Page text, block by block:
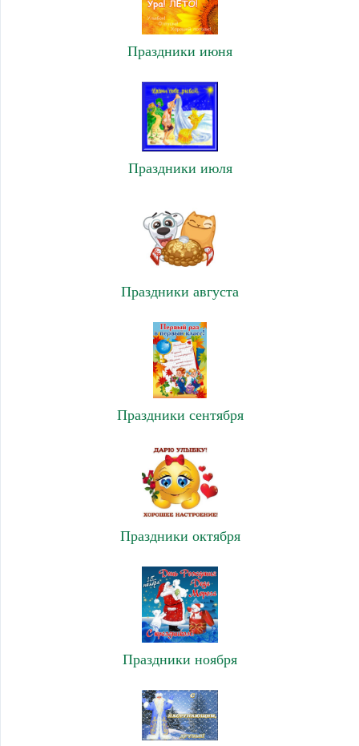
Праздники июня
Праздники июля
Праздники августа
Праздники сентября
Праздники октября
Праздники ноября